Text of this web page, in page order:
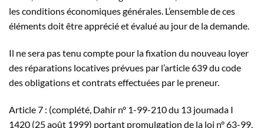
les conditions économiques générales. L’ensemble de ces
éléments doit être apprécié et évalué au jour de la demande.
Il ne sera pas tenu compte pour la fixation du nouveau loyer
des réparations locatives prévues par l’article 639 du code
des obligations et contrats effectuées par le preneur.
Article 7 : (complété, Dahir n° 1-99-210 du 13 joumada I
1420 (25 août 1999) portant promulgation de la loi n° 63-99,